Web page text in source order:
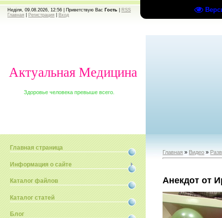
Неділя, 09.08.2026, 12:56 | Приветствую Вас Гость
RSS
Главная
Регистрация Вход
Актуальная Медицина
Здоровье человека превыше всего.
Главная страница
Информация о сайте
Каталог файлов
Каталог статей
Блог
Главная » Видео »
Анекдот от